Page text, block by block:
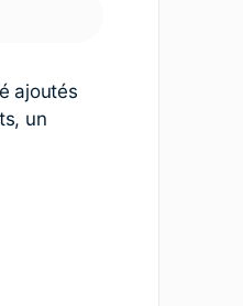
ajoutés
un